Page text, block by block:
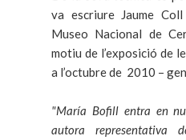
va escriure Jaume
Museo Nacional de
motiu de l’exposició de
a l’octubre de 2010 –
"María Bofill entra en
autora representativa